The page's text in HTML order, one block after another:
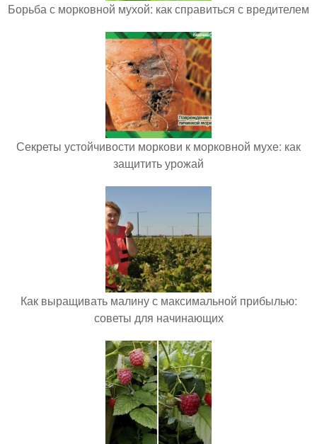
Борьба с морковной мухой: как справиться с вредителем
Секреты устойчивости моркови к морковной мухе: как
защитить урожай
Как выращивать малину с максимальной прибылью:
советы для начинающих